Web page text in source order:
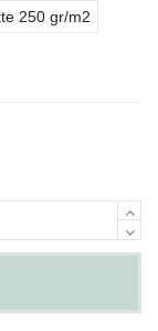
250 gr/m2